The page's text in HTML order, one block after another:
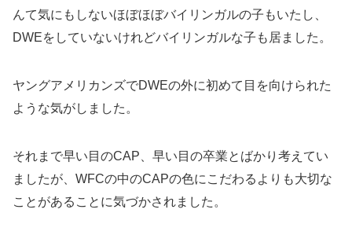
んて気にもしないほぼほぼバイリンガルの子もいたし、
DWEをしていないけれどバイリンガルな子も居ました。
ヤングアメリカンズでDWEの外に初めて目を向けられた
ような気がしました。
それまで早い目のCAP、早い目の卒業とばかり考えてい
ましたが、WFCの中のCAPの色にこだわるよりも大切な
ことがあることに気づかされました。